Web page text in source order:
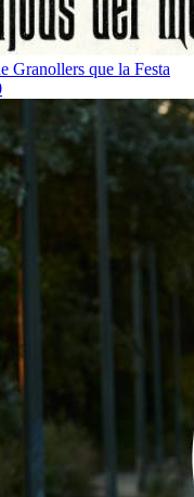
Granollers que la Festa